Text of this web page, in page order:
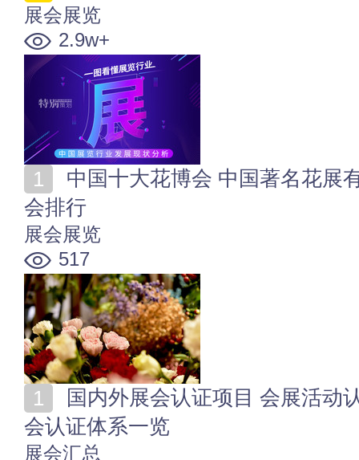
展会展览
2.9w+
会排行
展会展览
517
会认证体系一览
展会汇总